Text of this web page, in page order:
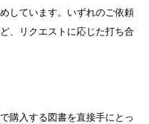
しています。いずれのご依頼
、リクエストに応じた打ち合
購入する図書を直接手にとっ